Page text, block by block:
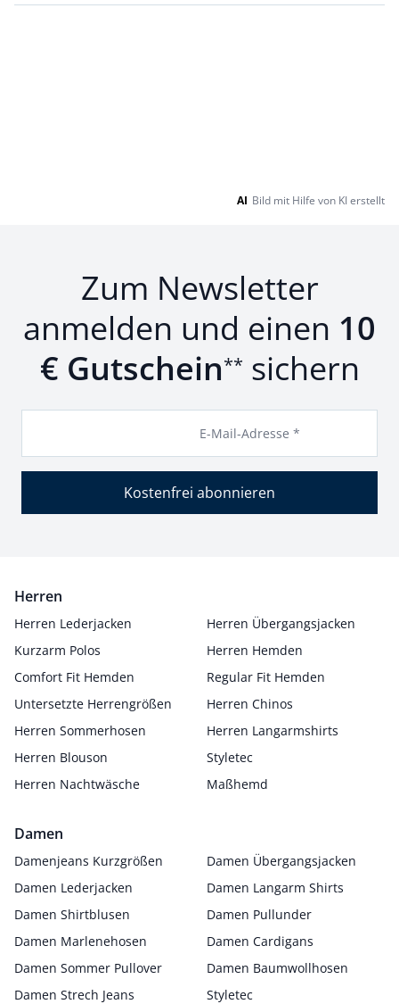
AI Bild mit Hilfe von KI erstellt
Zum Newsletter
anmelden und einen 10
€ Gutschein** sichern
E-Mail-Adresse *
Kostenfrei abonnieren
Herren
Herren Lederjacken
Herren Übergangsjacken
Kurzarm Polos
Herren Hemden
Comfort Fit Hemden
Regular Fit Hemden
Untersetzte Herrengrößen
Herren Chinos
Herren Sommerhosen
Herren Langarmshirts
Herren Blouson
Styletec
Herren Nachtwäsche
Maßhemd
Damen
Damenjeans Kurzgrößen
Damen Übergangsjacken
Damen Lederjacken
Damen Langarm Shirts
Damen Shirtblusen
Damen Pullunder
Damen Marlenehosen
Damen Cardigans
Damen Sommer Pullover
Damen Baumwollhosen
Damen Strech Jeans
Styletec